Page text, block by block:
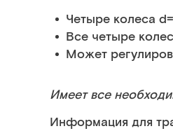
Четыре колеса
Все четыре
Может
Имеет все
Информация для